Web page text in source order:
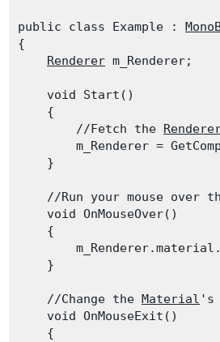
public class Example :
{
Renderer m_Renderer;
    void Start()
    {
        //Fetch the
m_Renderer =
    }
//Run your mouse over
    void OnMouseOver()
    {
    }
    //Change the
Material 's
    void OnMouseExit()
    {